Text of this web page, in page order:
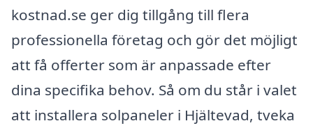
kostnad.se ger dig tillgång till flera
professionella företag och gör det möjligt
att få offerter som är anpassade efter
dina specifika behov. Så om du står i valet
att installera solpaneler i Hjältevad, tveka